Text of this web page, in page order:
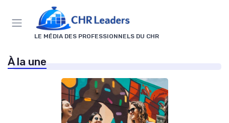
LE MÉDIA DES PROFESSIONNELS DU CHR
À la une
Panneau de gestion des cookies